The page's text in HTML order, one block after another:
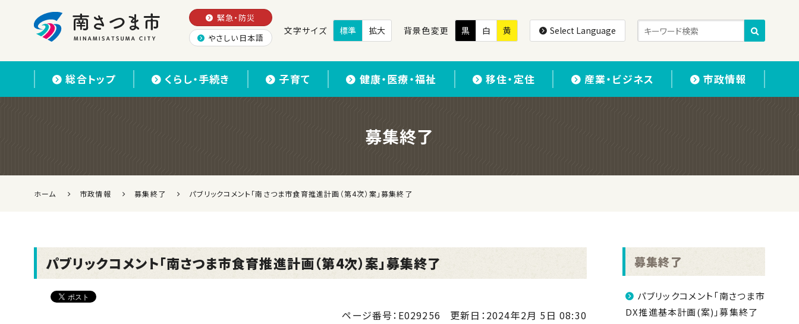
緊急・防災
やさしい日本語
文字サイズ 標準 拡大 背景色変更 黒 白 黄 Select Language
総合トップ くらし・手続き 子育て 健康・医療・福祉 移住・定住 産業・ビジネス 市政情報
募集終了
ホーム 市政情報 募集終了 パブリックコメント「南さつま市食育推進計画（第4次）案」募集終了
パブリックコメント「南さつま市食育推進計画（第4次）案」募集終了
ページ番号：E029256 更新日：2024年2月 5日 08:30
募集終了
パブリックコメント「南さつま市
DX推進基本計画(案)」募集終了